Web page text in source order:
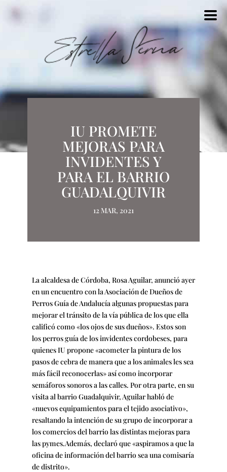
IU PROMETE
MEJORAS PARA
INVIDENTES Y
PARA EL BARRIO
GUADALQUIVIR
12 MAR, 2021
La alcaldesa de Córdoba, Rosa Aguilar, anunció ayer
en un encuentro con la Asociación de Dueños de
Perros Guía de Andalucía algunas propuestas para
mejorar el tránsito de la vía pública de los que ella
calificó como «los ojos de sus dueños». Estos son
los perros guía de los invidentes cordobeses, para
quienes IU propone «acometer la pintura de los
pasos de cebra de manera que a los animales les sea
más fácil reconocerlas» así como incorporar
semáforos sonoros a las calles. Por otra parte, en su
visita al barrio Guadalquivir, Aguilar habló de
«nuevos equipamientos para el tejido asociativo»,
resaltando la intención de su grupo de incorporar a
los comercios del barrio las distintas mejoras para
las pymes.Además, declaró que «aspiramos a que la
oficina de información del barrio sea una comisaría
de distrito».